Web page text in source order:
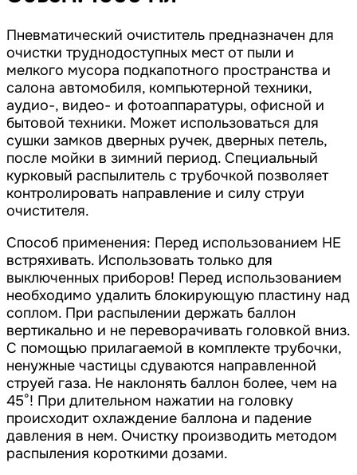
Пневматический очиститель предназначен для
очистки труднодоступных мест от пыли и
мелкого мусора подкапотного пространства и
салона автомобиля, компьютерной техники,
аудио-, видео- и фотоаппаратуры, офисной и
бытовой техники. Может использоваться для
сушки замков дверных ручек, дверных петель,
после мойки в зимний период. Специальный
курковый распылитель с трубочкой позволяет
контролировать направление и силу струи
очистителя.
Способ применения: Перед использованием НЕ
встряхивать. Использовать только для
выключенных приборов! Перед использованием
необходимо удалить блокирующую пластину над
соплом. При распылении держать баллон
вертикально и не переворачивать головкой вниз.
С помощью прилагаемой в комплекте трубочки,
ненужные частицы сдуваются направленной
струей газа. Не наклонять баллон более, чем на
45°! При длительном нажатии на головку
происходит охлаждение баллона и падение
давления в нем. Очистку производить методом
распыления короткими дозами.